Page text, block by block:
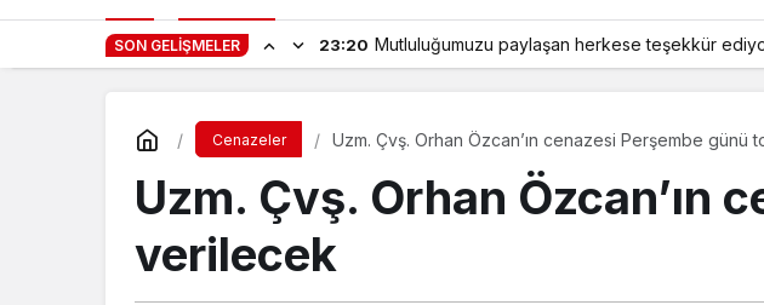
SON GELIŞMELER 23:20 Mutluluğumuzu paylaşan herkese teşekkür
Cenazeler Uzm. Çvş. Orhan Özcan’ın cenazesi Perşembe günü
Uzm. Çvş. Orhan Özcan’ın
verilecek